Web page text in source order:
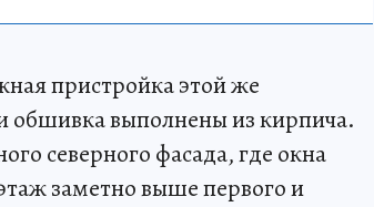
пристройка этой же
обшивка выполнены из кирпича.
северного фасада, где окна
заметно выше первого и